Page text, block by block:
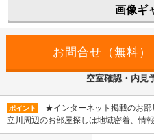
画像ギ
空室確認・内見
ポイント
★インターネット掲載のお
立川周辺のお部屋探しは地域密着、情